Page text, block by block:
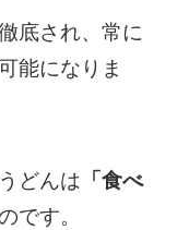
底され、常に
能になりま
どんは 「食べ
です。